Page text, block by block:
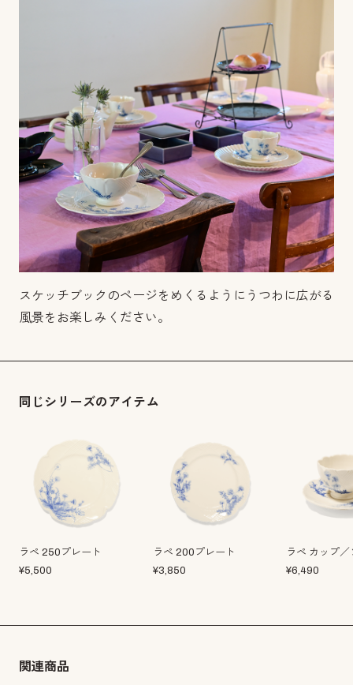
スケッチブックのページをめくるようにうつわに広がる
風景をお楽しみください。
同じシリーズのアイテム
ラペ 250プレート
¥5,500
ラペ 200プレート
¥3,850
ラペ カップ
¥6,490
関連商品